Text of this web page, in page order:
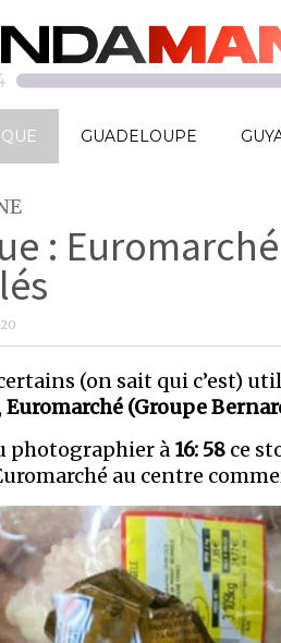
GUADELOUPE
:
(on sait qui c’est)
Euromarché (Groupe
photographier à 16: 58 ce
au centre